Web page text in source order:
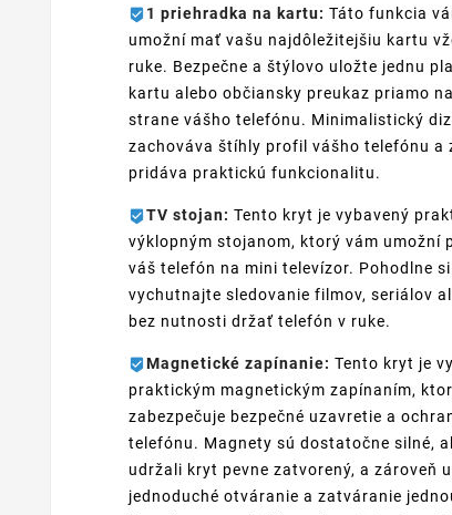
1 priehradka na kartu: Táto funkcia
umožní mať vašu najdôležitejšiu kartu
ruke. Bezpečne a štýlovo uložte jednu
kartu alebo občiansky preukaz priamo
strane vášho telefónu. Minimalistický
zachováva štíhly profil vášho telefónu a
pridáva praktickú funkcionalitu.
TV stojan: Tento kryt je vybavený
výklopným stojanom, ktorý vám umožní
váš telefón na mini televízor. Pohodlne si
vychutnajte sledovanie filmov, seriálov
bez nutnosti držať telefón v ruke.
Magnetické zapínanie: Tento kryt je
praktickým magnetickým zapínaním,
zabezpečuje bezpečné uzavretie a
telefónu. Magnety sú dostatočne silné,
udržali kryt pevne zatvorený, a zároveň
jednoduché otváranie a zatváranie